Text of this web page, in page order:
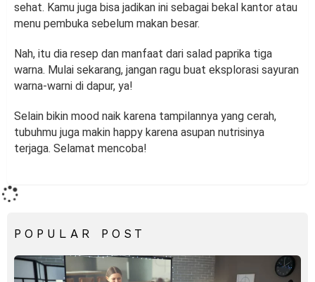
sehat. Kamu juga bisa jadikan ini sebagai bekal kantor atau
menu pembuka sebelum makan besar.
Nah, itu dia resep dan manfaat dari salad paprika tiga
warna. Mulai sekarang, jangan ragu buat eksplorasi sayuran
warna-warni di dapur, ya!
Selain bikin mood naik karena tampilannya yang cerah,
tubuhmu juga makin happy karena asupan nutrisinya
terjaga. Selamat mencoba!
POPULAR POST